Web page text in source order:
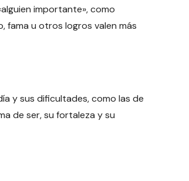
importante», como
fama u otros logros valen más
y sus dificultades, como las de
de ser, su fortaleza y su